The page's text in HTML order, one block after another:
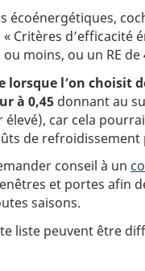
écoénergétiques,
Critères d’efficacité
moins, ou un RE de
l’on choisit
à 0,45 donnant au
car cela
de refroidissement
conseil à un
et portes afin
saisons.
liste peuvent être